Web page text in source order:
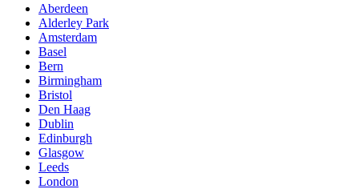
Aberdeen
Alderley Park
Amsterdam
Basel
Bern
Birmingham
Bristol
Den Haag
Dublin
Edinburgh
Glasgow
Leeds
London